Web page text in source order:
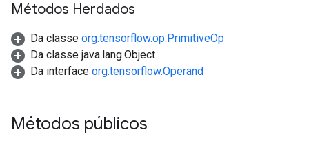
Métodos Herdados
Da classe org.tensorflow.op.PrimitiveOp
Da classe java.lang.Object
Da interface org.tensorflow.Operand
Métodos públicos